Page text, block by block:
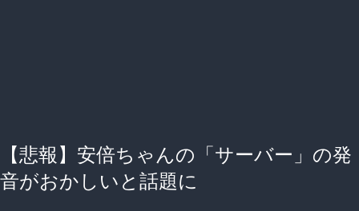
【悲報】安倍ちゃんの「サーバー」の発
音がおかしいと話題に